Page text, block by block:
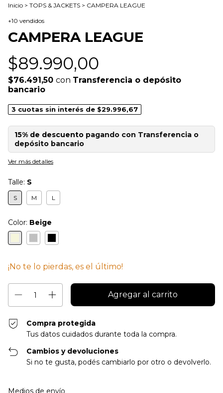
Inicio > TOPS & JACKETS > CAMPERA LEAGUE
+10 vendidos
CAMPERA LEAGUE
$89.990,00
$76.491,50 con Transferencia o depósito
bancario
3 cuotas sin interés de $29.996,67
15% de descuento pagando con Transferencia o
depósito bancario
Ver más detalles
Talle: S
S M L
Color: Beige
¡No te lo pierdas, es el último!
Compra protegida
Tus datos cuidados durante toda la compra.
Cambios y devoluciones
Si no te gusta, podés cambiarlo por otro o devolverlo.
Entregas para el CP:
Medios de envío